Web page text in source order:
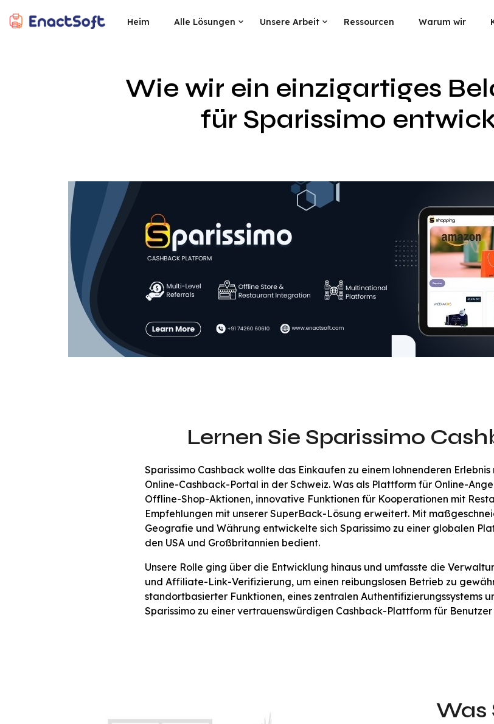
Heim Alle Lösungen Unsere Arbeit Ressourcen Warum wir
Wie wir ein einzigartiges
für Sparissimo
Lernen Sie Sparissimo
Sparissimo Cashback wollte das Einkaufen zu einem lohnenderen
Online-Cashback-Portal in der Schweiz. Was als Plattform für Online-
Offline-Shop-Aktionen, innovative Funktionen für Kooperationen mit
Empfehlungen mit unserer SuperBack-Lösung erweitert. Mit
Geografie und Währung entwickelte sich Sparissimo zu einer globalen
den USA und Großbritannien bedient.
Unsere Rolle ging über die Entwicklung hinaus und umfasste die
und Affiliate-Link-Verifizierung, um einen reibungslosen Betrieb zu
standortbasierter Funktionen, eines zentralen Authentifizierungssystems
Sparissimo zu einer vertrauenswürdigen Cashback-Plattform für
Was